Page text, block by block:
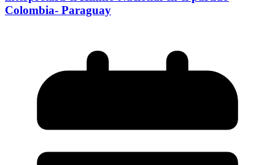
Colombia- Paraguay